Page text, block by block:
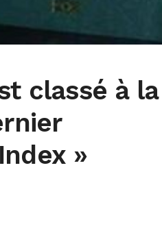
classé à la
»